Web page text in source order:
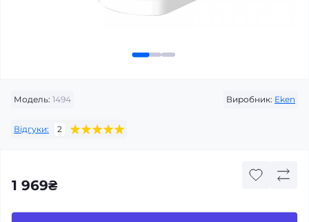
Модель: 1494 Виробник: Eken
Відгуки: 2
1 969₴